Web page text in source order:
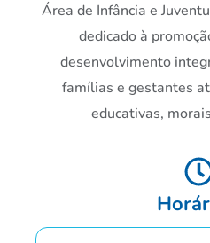
Área de Infância e
dedicado à
desenvolvimento
famílias e gestantes
educativas,